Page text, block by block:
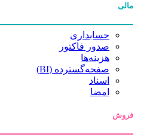
مالی
حسابداری
صدور فاکتور
هزینه‌ها
صفحه‌گسترده (BI)
اسناد
امضا
فروش